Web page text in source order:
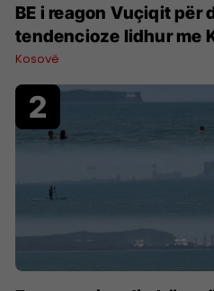
BE i reagon Vuçiqit për
tendencioze lidhur me
Kosovë